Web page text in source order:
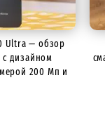
Ultra — обзор
дизайном
200 Мп и